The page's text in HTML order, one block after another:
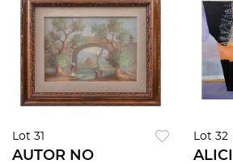
Lot 31
AUTOR NO
Lot 32